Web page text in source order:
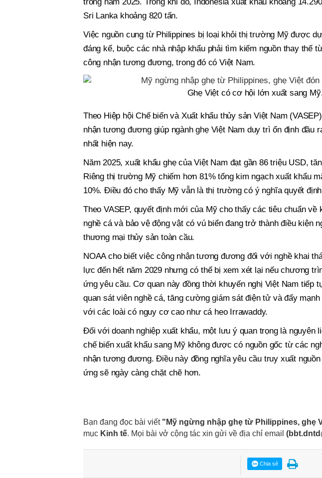
Sri Lanka khoảng 820 tấn.
Việc nguồn cung từ Philippines bị loại khỏi thị trường Mỹ được
đáng kể, buộc các nhà nhập khẩu phải tìm kiếm nguồn thay thế
công nhận tương đương, trong đó có Việt Nam.
Ghẹ Việt có cơ hội lớn xuất sang
Theo Hiệp hội Chế biến và Xuất khẩu thủy sản Việt Nam
nhận tương đương giúp ngành ghẹ Việt Nam duy trì ổn định đầu
nhất hiện nay.
Năm 2025, xuất khẩu ghẹ của Việt Nam đạt gần 86 triệu USD,
Riêng thị trường Mỹ chiếm hơn 81% tổng kim ngạch xuất khẩu
10%. Điều đó cho thấy Mỹ vẫn là thị trường có ý nghĩa quyết
Theo VASEP, quyết định mới của Mỹ cho thấy các tiêu chuẩn về
nghề cá và bảo vệ động vật có vú biển đang trở thành điều kiện
thương mại thủy sản toàn cầu.
NOAA cho biết việc công nhận tương đương đối với nghề khai
lực đến hết năm 2029 nhưng có thể bị xem xét lại nếu chương
ứng yêu cầu. Cơ quan này đồng thời khuyến nghị Việt Nam tiếp
quan sát viên nghề cá, tăng cường giám sát điện tử và đẩy
với các loài có nguy cơ cao như cá heo Irrawaddy.
Đối với doanh nghiệp xuất khẩu, một lưu ý quan trọng là nguyên
chế biến xuất khẩu sang Mỹ không được có nguồn gốc từ các
nhận tương đương. Điều này đồng nghĩa yêu cầu truy xuất
ứng sẽ ngày càng chặt chẽ hơn.
Bạn đang đọc bài viết "Mỹ ngừng nhập ghẹ từ Philippines, ghẹ
mục Kinh tế. Mọi bài vở cộng tác xin gửi về địa chỉ email (
Chia sẻ